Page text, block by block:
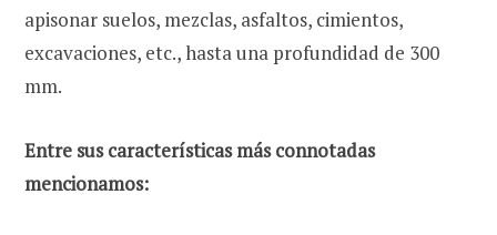
apisonar suelos, mezclas, asfaltos, cimientos,
excavaciones, etc., hasta una profundidad de 300
mm.
Entre sus características más connotadas
mencionamos: